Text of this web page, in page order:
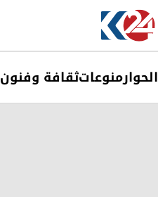
الحوارمنوعاتثقافة وفنون